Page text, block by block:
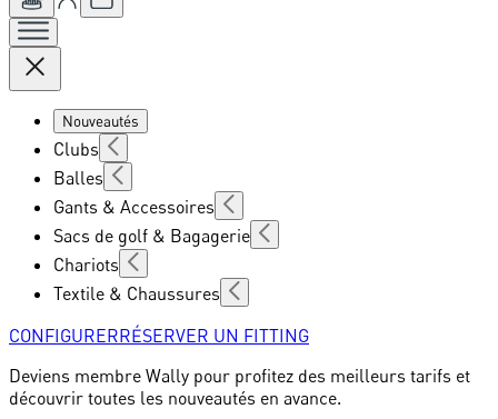
Nouveautés
Clubs
Balles
Gants & Accessoires
Sacs de golf & Bagagerie
Chariots
Textile & Chaussures
CONFIGURERRÉSERVER UN FITTING
Deviens membre Wally pour profitez des meilleurs tarifs et
découvrir toutes les nouveautés en avance.